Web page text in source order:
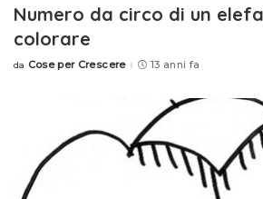
Numero da circo di un
colorare
Posted
da Cose per Crescere 13 anni fa